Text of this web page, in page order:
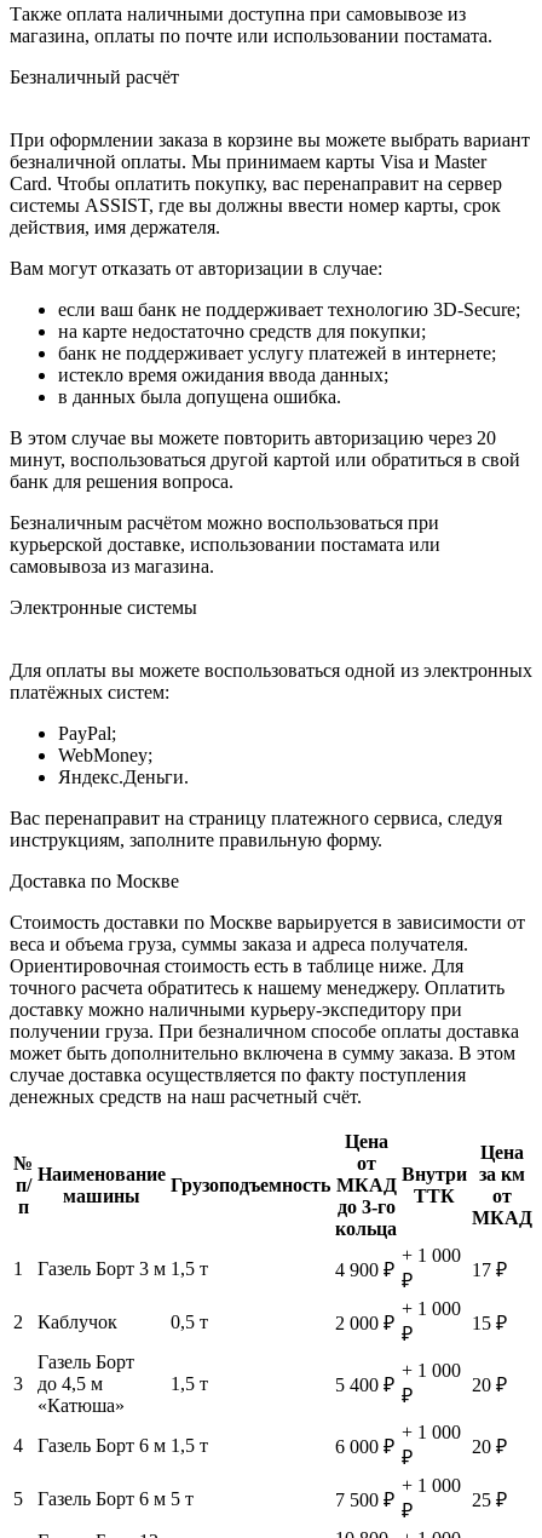
Также оплата наличными доступна при самовывозе из
магазина, оплаты по почте или использовании постамата.
Безналичный расчёт
При оформлении заказа в корзине вы можете выбрать вариант
безналичной оплаты. Мы принимаем карты Visa и Master
Card. Чтобы оплатить покупку, вас перенаправит на сервер
системы ASSIST, где вы должны ввести номер карты, срок
действия, имя держателя.
Вам могут отказать от авторизации в случае:
если ваш банк не поддерживает технологию 3D-Secure;
на карте недостаточно средств для покупки;
банк не поддерживает услугу платежей в интернете;
истекло время ожидания ввода данных;
в данных была допущена ошибка.
В этом случае вы можете повторить авторизацию через 20
минут, воспользоваться другой картой или обратиться в свой
банк для решения вопроса.
Безналичным расчётом можно воспользоваться при
курьерской доставке, использовании постамата или
самовывоза из магазина.
Электронные системы
Для оплаты вы можете воспользоваться одной из электронных
платёжных систем:
PayPal;
WebMoney;
Яндекс.Деньги.
Вас перенаправит на страницу платежного сервиса, следуя
инструкциям, заполните правильную форму.
Доставка по Москве
Стоимость доставки по Москве варьируется в зависимости от
веса и объема груза, суммы заказа и адреса получателя.
Ориентировочная стоимость есть в таблице ниже. Для
точного расчета обратитесь к нашему менеджеру. Оплатить
доставку можно наличными курьеру-экспедитору при
получении груза. При безналичном способе оплаты доставка
может быть дополнительно включена в сумму заказа. В этом
случае доставка осуществляется по факту поступления
денежных средств на наш расчетный счёт.
№
п/
п
Наименование
машины
Грузоподъемность
Цена
от
МКАД
до 3-го
кольца
Внутри
ТТК
Цена
за км
от
МКАД
1 Газель Борт 3 м 1,5 т 4 900 ₽
+ 1 000
₽
17 ₽
2 Каблучок 0,5 т 2 000 ₽
+ 1 000
₽
15 ₽
3
Газель Борт
до 4,5 м
«Катюша»
1,5 т 5 400 ₽
+ 1 000
₽
20 ₽
4 Газель Борт 6 м 1,5 т 6 000 ₽
+ 1 000
₽
20 ₽
5 Газель Борт 6 м 5 т 7 500 ₽
+ 1 000
₽
25 ₽